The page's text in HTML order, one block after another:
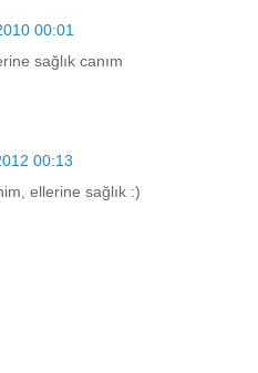
00:01
sağlık canım
00:13
ellerine sağlık :)